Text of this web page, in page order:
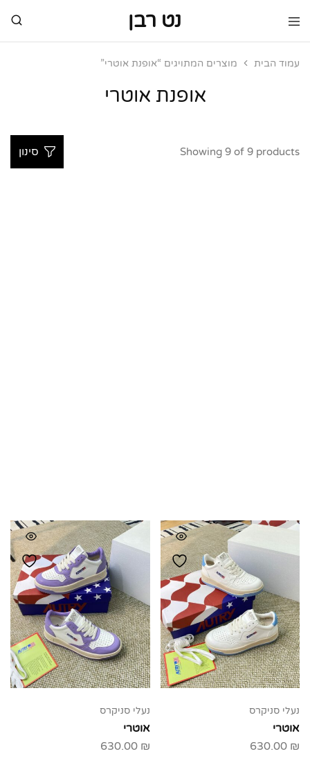
נט רבן
נט
מותגי
מותגי
עמוד הבית מוצרים המתויגים “אופנת אוטרי”
אופנת אוטרי
Showing 9 of 9 products
נעלי סניקרס
אוטרי
630.00 ₪
נעלי סניקרס
אוטרי
630.00 ₪